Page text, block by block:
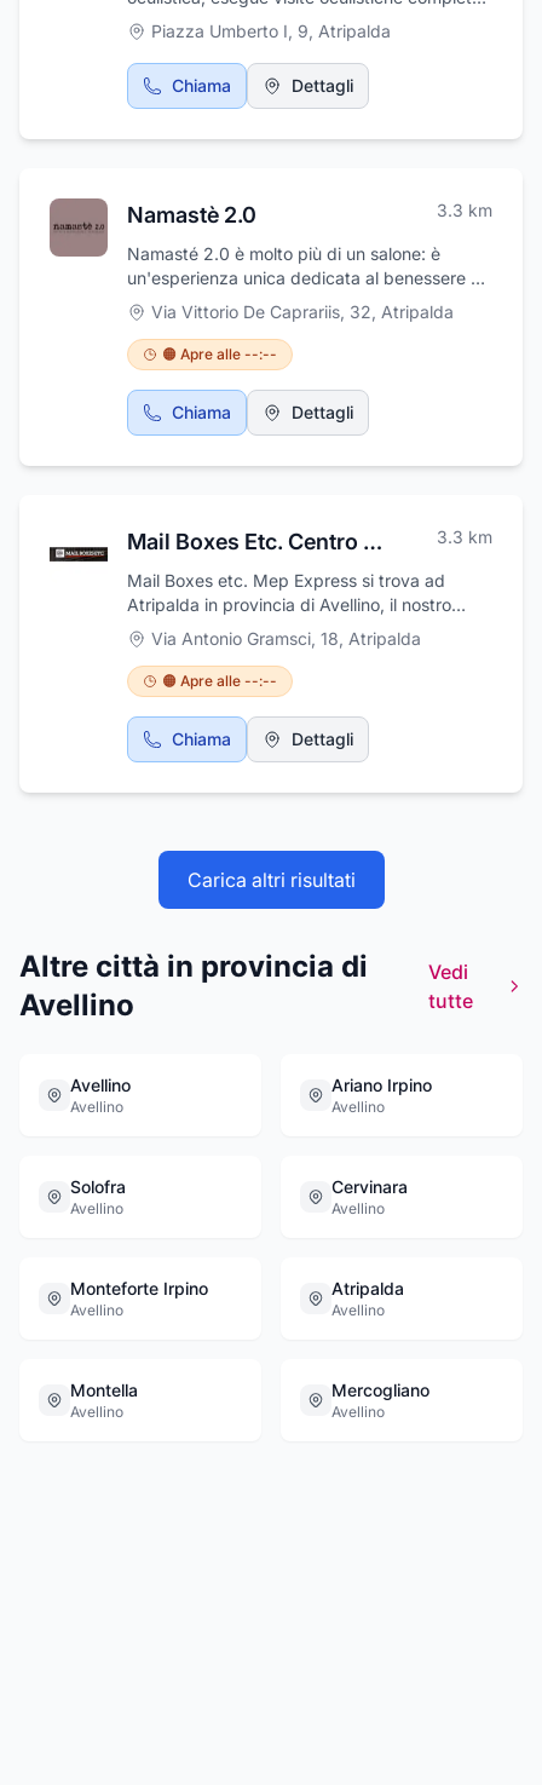
e di diagnostica. Il Dott. De Lisio vanta un
lungo percorso di studi alle spalle e anni di
esperienza sul campo: presso il suo studio
privato mette a disposizione dei pazienti
In caso di mancata risposta alla vostra
Piazza Umberto I, 9, Atripalda
Chiama Dettagli
Namastè 2.0 3.3 km
Namasté 2.0 è molto più di un salone: è
un'esperienza unica dedicata al benessere e
alla bellezza. Con servizi di parrucchiere,
barbiere e centro estetico, Namasté 2.0
soddisfa ogni esigenza, unendo stile e
professionalità. All'interno, una raffinata zona
relax ti invita a concederti momenti di puro
piacere con un esclusivo percorso benessere
sauna. Perfetto per chi cerca un'oasi di relax
benessere.
Via Vittorio De Caprariis, 32, Atripalda
🟠 Apre alle --:--
Chiama Dettagli
Mail Boxes Etc. Centro MBE 0679 3.3 km
Mail Boxes etc. Mep Express si trova ad
Atripalda in provincia di Avellino, il nostro
obiettivo è quello di facilitare in tutto il mondo
i servizi di spedizione. Operiamo nel settore
dei servizi ai privati ed alle imprese,
principalmente per piccole e medie aziende.
Offriamo consulenza al fine di rendere più
efficienti, attraverso la loro esternalizzazione,
spedizioni, alla grafica e stampa che non
clienti. Ti puoi affidare alla nostra competenza
e ti assicuriamo che tutto sarà eseguito con il
massimo delle professionalità. Visita il nostro
Via Antonio Gramsci, 18, Atripalda
🟠 Apre alle --:--
Chiama Dettagli
Carica altri risultati
Altre città in provincia di
Avellino
Vedi
tutte
Avellino
Avellino
Ariano Irpino
Avellino
Solofra
Avellino
Cervinara
Avellino
Monteforte Irpino
Avellino
Atripalda
Avellino
Montella
Avellino
Mercogliano
Avellino